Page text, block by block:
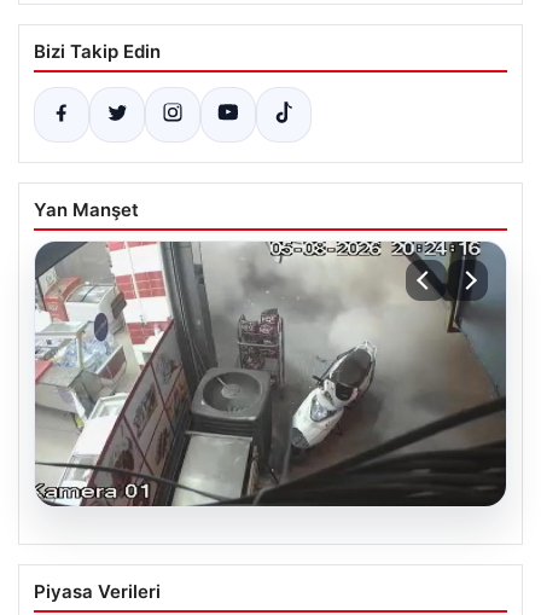
Bizi Takip Edin
Yan Manşet
Bahçelievler’de Güvenlik Problemi ve
Binanın Çöküşü
Piyasa Verileri